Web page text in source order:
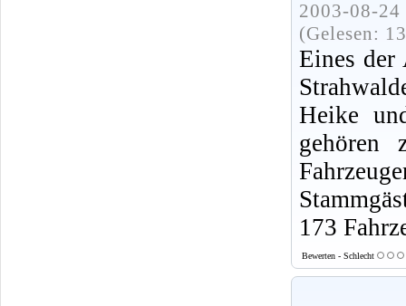
2003-08-
(Gelesen:
Eines der
Heike
173
Bewerten - Schlecht